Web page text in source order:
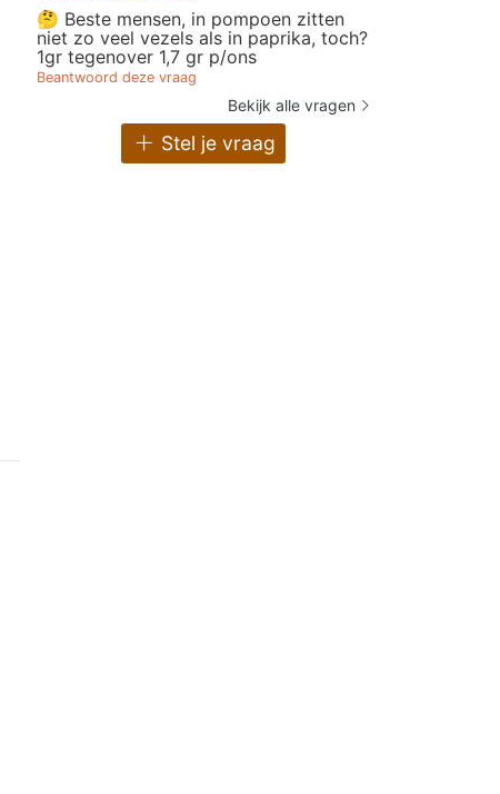
🤔 Beste mensen, in pompoen zitten
niet zo veel vezels als in paprika, toch?
1gr tegenover 1,7 gr p/ons
Beantwoord deze vraag
Bekijk alle vragen
Stel je vraag